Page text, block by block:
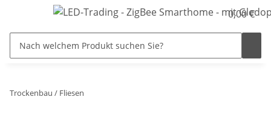
0,00 €
Trockenbau / Fliesen